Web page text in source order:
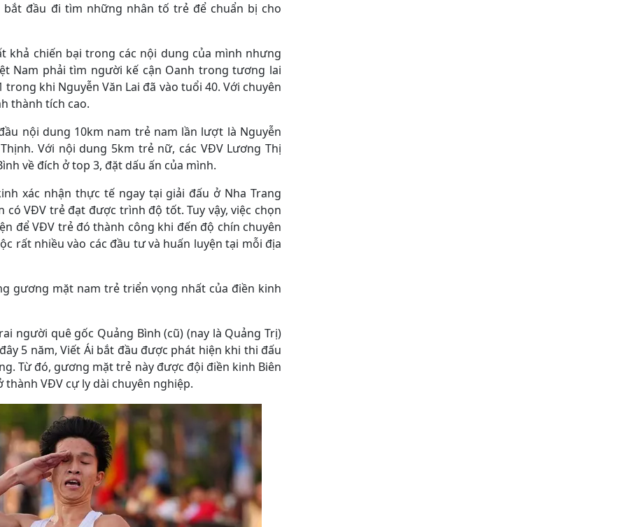
đầu đi tìm những nhân tố trẻ để chuẩn bị cho
khả chiến bại trong các nội dung của mình nhưng
Nam phải tìm người kế cận Oanh trong tương lai
khi Nguyễn Văn Lai đã vào tuổi 40. Với chuyên
thành tích cao.
nội dung 10km nam trẻ nam lần lượt là Nguyễn
Với nội dung 5km trẻ nữ, các VĐV Lương Thị
về đích ở top 3, đặt dấu ấn của mình.
xác nhận thực tế ngay tại giải đấu ở Nha Trang
có VĐV trẻ đạt được trình độ tốt. Tuy vậy, việc chọn
để VĐV trẻ đó thành công khi đến độ chín chuyên
rất nhiều vào các đầu tư và huấn luyện tại mỗi địa
gương mặt nam trẻ triển vọng nhất của điền kinh
người quê gốc Quảng Bình (cũ) (nay là Quảng Trị)
5 năm, Viết Ái bắt đầu được phát hiện khi thi đấu
Từ đó, gương mặt trẻ này được đội điền kinh Biên
VĐV cự ly dài chuyên nghiệp.